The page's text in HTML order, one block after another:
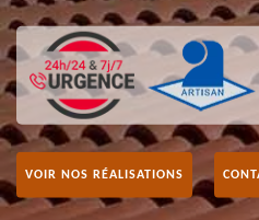
VOIR NOS RÉALISATIONS